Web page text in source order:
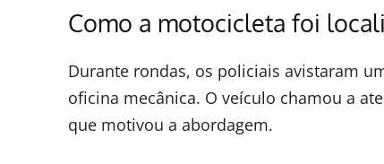
Como a motocicleta foi
Durante rondas, os policiais avistaram
oficina mecânica. O veículo chamou a
que motivou a abordagem.